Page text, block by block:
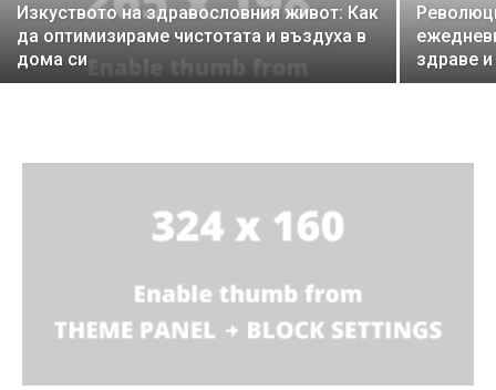
Изкуството на здравословния живот: Как
да оптимизираме чистотата и въздуха в
дома си
здраве